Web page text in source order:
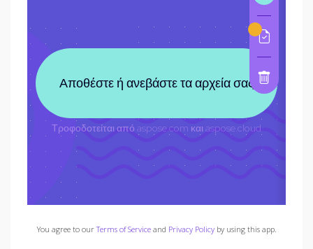
You agree to ourTerms of Serviceand Privacy Policyby using this app.